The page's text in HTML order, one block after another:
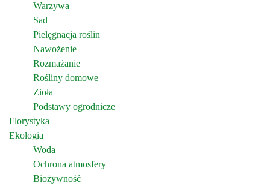
Warzywa
Sad
Pielęgnacja roślin
Nawożenie
Rozmażanie
Rośliny domowe
Zioła
Podstawy ogrodnicze
Florystyka
Ekologia
Woda
Ochrona atmosfery
Biożywność